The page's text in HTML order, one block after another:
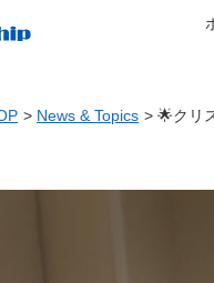
News & Topics 🌟クリ